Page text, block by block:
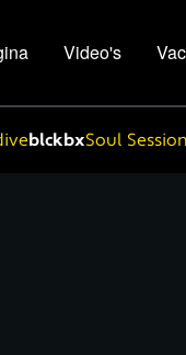
Video's
blckbxSoul Session